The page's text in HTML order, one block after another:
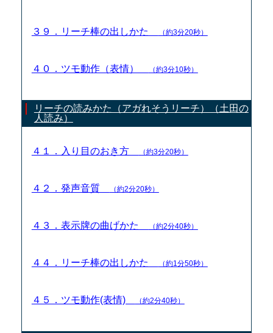
３９．リーチ棒の出しかた （約3分20秒）
４０．ツモ動作（表情） （約3分10秒）
リーチの読みかた（アガれそうリーチ）（土田の
人読み）
４１．入り目のおき方 （約3分20秒）
４２．発声音質 （約2分20秒）
４３．表示牌の曲げかた （約2分40秒）
４４．リーチ棒の出しかた （約1分50秒）
４５．ツモ動作(表情) （約2分40秒）